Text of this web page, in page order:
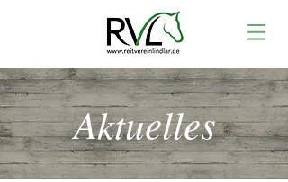
Aktuelles